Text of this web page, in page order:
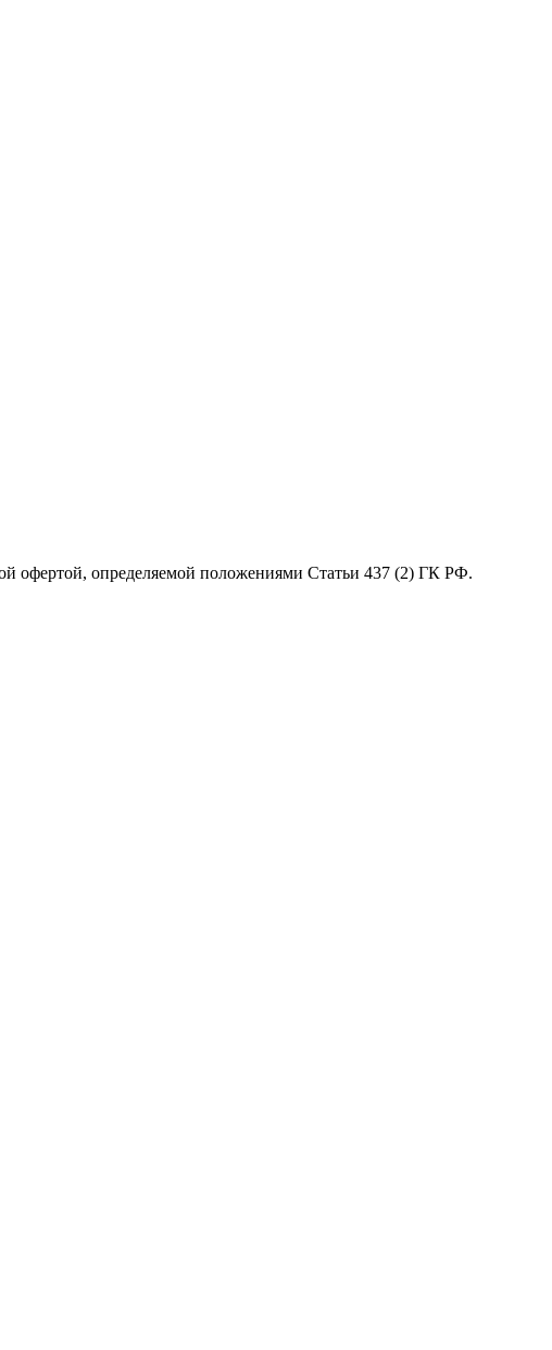
офертой, определяемой положениями Статьи 437 (2) ГК РФ.